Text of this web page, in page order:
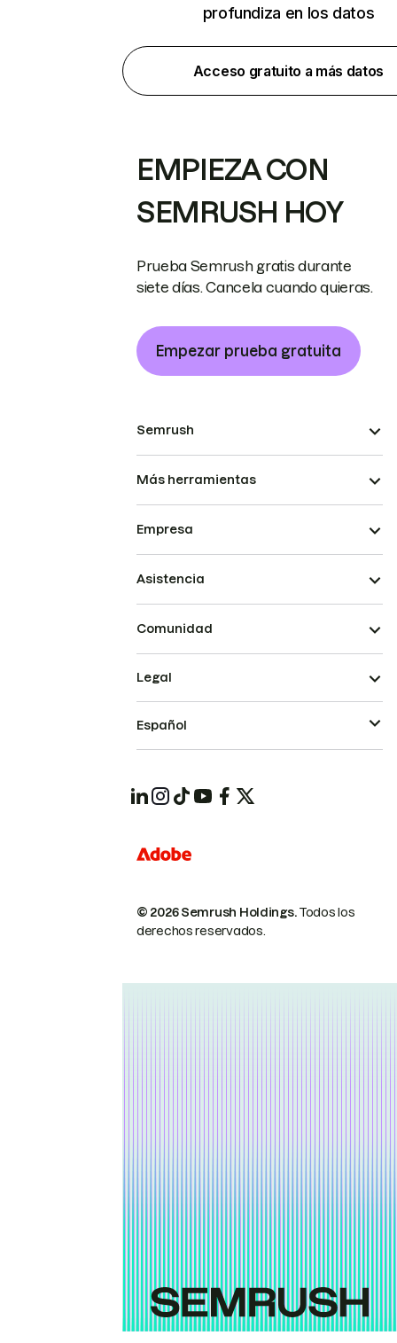
profundiza en los datos
Acceso gratuito a más datos
EMPIEZA CON
SEMRUSH HOY
Prueba Semrush gratis durante
siete días. Cancela cuando quieras.
Empezar prueba gratuita
Semrush
Más herramientas
Empresa
Asistencia
Comunidad
© 2026 Semrush Holdings.Todos los
derechos reservados.
Legal
Español